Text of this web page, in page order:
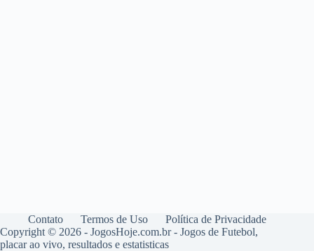
Contato Termos de Uso
Política de Privacidade
Copyright © 2026 - JogosHoje.com.br - Jogos de Futebol,
placar ao vivo, resultados e estatisticas